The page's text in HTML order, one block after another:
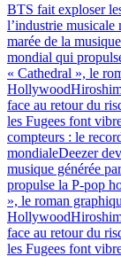
BTS fait exploser
l’industrie musicale
marée de la
mondial qui
« Cathedral », le
Hollywood
face au retour du
les Fugees font
compteurs : le
mondialeDeezer
musique générée
propulse la P-pop
», le roman
Hollywood
face au retour du
les Fugees font